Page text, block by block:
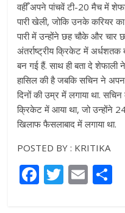
वहीँ अपने पांचवें टी-20 मैच में
पारी खेली, जोकि उनके करियर
पारी में उन्होंने छह चौके और
अंतर्राष्ट्रीय क्रिकेट में
बन गई हैं. साथ ही बता दे
हासिल की है जबकि सचिन ने
दिनों की उम्र में लगाया था.
क्रिकेट में आया था, जो उन्होंने
खिलाफ फैसलाबाद में लगाया था.
POSTED BY : KRITIKA
F T E